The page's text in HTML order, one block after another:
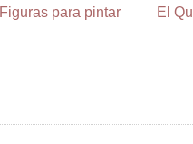
Figuras para pintar El